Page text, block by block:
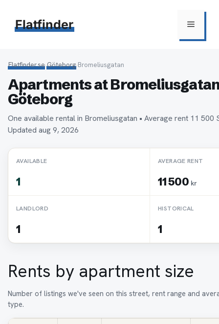
innehåll
Flatfinder Meny
Flatfinder.se›Göteborg›Bromeliusgatan
Apartments at
Göteborg
One available rental in Bromeliusgatan • Average rent 11 500
Updated aug 9, 2026
AVAILABLE
1
AVERAGE RENT
11 500 kr
LANDLORD
1
HISTORICAL
1
Rents by apartment size
Number of listings we've seen on this street, rent range and
type.